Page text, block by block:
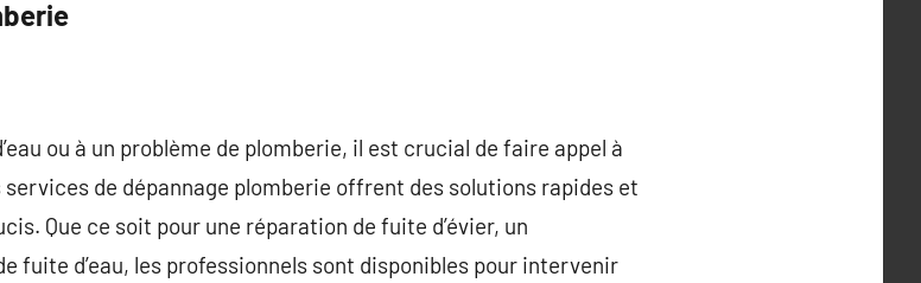
ou à un problème de plomberie, il est crucial de faire appel à
de dépannage plomberie offrent des solutions rapides et
Que ce soit pour une réparation de fuite d’évier, un
fuite d’eau, les professionnels sont disponibles pour intervenir